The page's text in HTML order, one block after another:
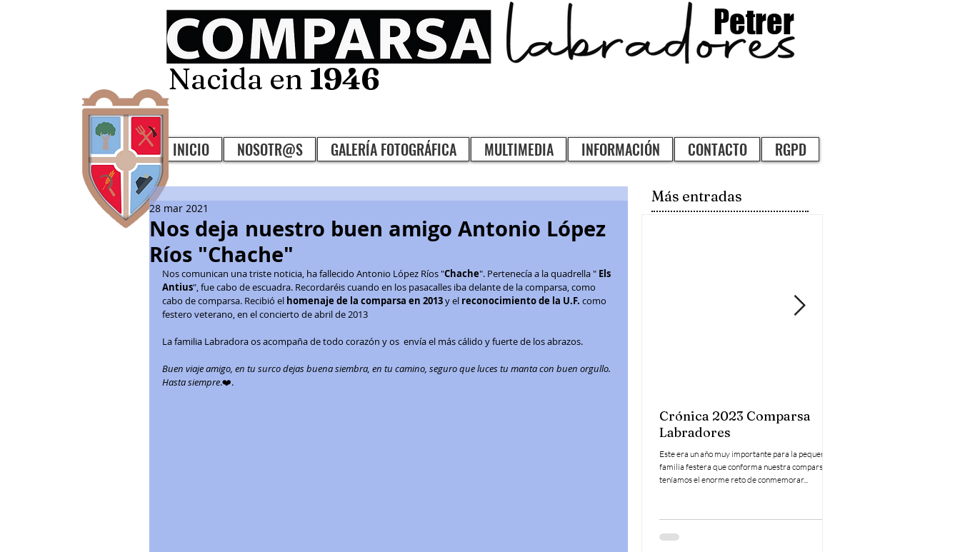
Petrer
Nacida en 1946
INICIO NOSOTR@S GALERÍA FOTOGRÁFICA MULTIMEDIA INFORMACIÓN CONTACTO RGPD
Nos deja nuestro buen amigo Antonio López
Ríos "Chache"
28 mar 2021
Nos comunican una triste noticia, ha fallecido Antonio López Ríos "Chache". Pertenecía a la quadrella " Els
Antius", fue cabo de escuadra. Recordaréis cuando en los pasacalles iba delante de la comparsa, como
cabo de comparsa. Recibió el homenaje de la comparsa en 2013 y el reconocimiento de la U.F. como
festero veterano, en el concierto de abril de 2013
La familia Labradora os acompaña de todo corazón y os  envía el más cálido y fuerte de los abrazos.
Buen viaje amigo, en tu surco dejas buena siembra, en tu camino, seguro que luces tu manta con buen orgullo.
Hasta siempre.❤️.
Más entradas
Crónica 2023 Comparsa
Labradores
Este era un año muy importante para la pequeña
familia festera que conforma nuestra comparsa,
teníamos el enorme reto de conmemorar...